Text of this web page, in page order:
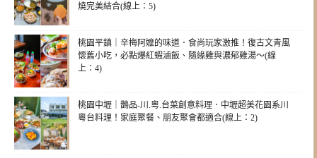
燒完美結合(線上：5)
桃園平鎮｜辛梅阿嬤的味道．食尚玩家激推！復古文青風
懷舊小吃，必點爆紅蝦滷飯、隨緣雞與濃郁雞湯～(線
上：4)
桃園中壢｜鵲品-川.粵.台菜創意料理．中壢超美花園系川
粵台料理！家庭聚餐、朋友聚會都適合(線上：2)